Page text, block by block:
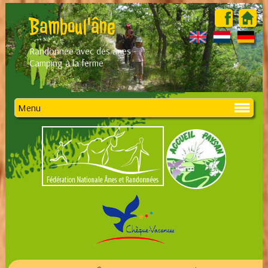
Bamboul'âne
Randonnée avec des ânes -
Camping à la ferme
Menu